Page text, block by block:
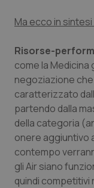
Puglia
Sardegna
Sicilia
Toscana
Umbria
Malattie
Malattia di
Obesità
Ma ecco in
Risorse-
come la
negoziazione
caratterizzato
partendo dalla
della categoria
onere aggiuntivo
contempo
gli Air siano
quindi competitivi